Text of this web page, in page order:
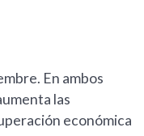
En ambos
las
económica